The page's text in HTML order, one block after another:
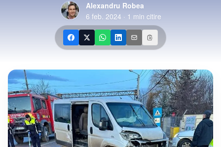
Alexandru Robea
6 feb. 2024 · 1 min citire